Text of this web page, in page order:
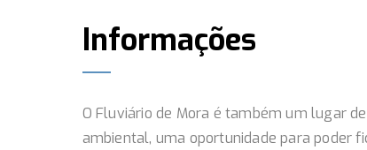
Informações
O Fluviário de Mora é também um lugar
ambiental, uma oportunidade para poder